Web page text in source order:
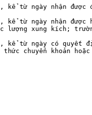
kể từ ngày nhận
kể từ ngày nhận
lượng xung kích;
kể từ ngày có quyết